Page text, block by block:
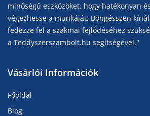
minőségű eszközöket, hogy hatékonyan
végezhesse a munkáját. Böngésszen
fedezze fel a szakmai fejlődéséhez
a Teddyszerszambolt.hu segítségével."
Vásárlói Információk
Főoldal
Blog